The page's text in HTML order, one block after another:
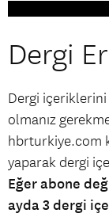
Dergi
Dergi
olmanız
hbrturkiye.com
yaparak dergi
Eğer abone
ayda 3 dergi